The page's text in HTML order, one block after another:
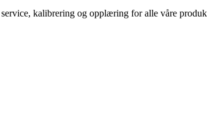
kalibrering og opplæring for alle våre